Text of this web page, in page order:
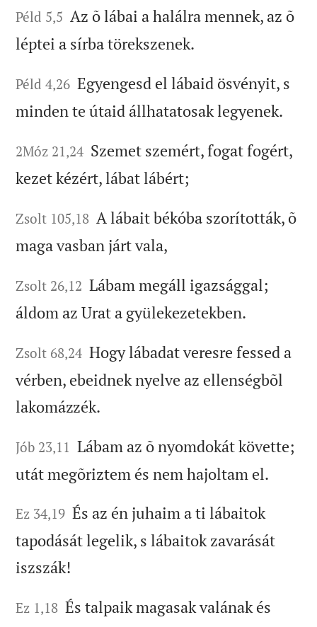
Péld 5,5 Az õ lábai a halálra mennek, az õ
léptei a sírba törekszenek.
Péld 4,26 Egyengesd el lábaid ösvényit, s
minden te útaid állhatatosak legyenek.
2Móz 21,24 Szemet szemért, fogat fogért,
kezet kézért, lábat lábért;
Zsolt 105,18 A lábait békóba szorították, õ
maga vasban járt vala,
Zsolt 26,12 Lábam megáll igazsággal;
áldom az Urat a gyülekezetekben.
Zsolt 68,24 Hogy lábadat veresre fessed a
vérben, ebeidnek nyelve az ellenségbõl
lakomázzék.
Jób 23,11 Lábam az õ nyomdokát követte;
utát megõriztem és nem hajoltam el.
Ez 34,19 És az én juhaim a ti lábaitok
tapodását legelik, s lábaitok zavarását
iszszák!
Ez 1,18 És talpaik magasak valának és